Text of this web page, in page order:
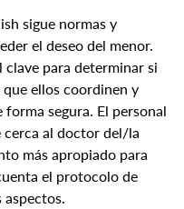
sigue normas y
el deseo del menor.
para determinar si
ellos coordinen y
segura. El personal
al doctor del/la
más apropiado para
el protocolo de